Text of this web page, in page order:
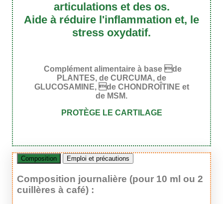
articulations et des os.
Aide à réduire l'inflammation et, le
stress oxydatif.
Complément alimentaire à base de
PLANTES, de CURCUMA, de
GLUCOSAMINE, de CHONDROÎTINE et
de MSM.
PROTÈGE LE CARTILAGE
Composition Emploi et précautions
Composition journalière (pour 10 ml ou 2
cuillères à café) :